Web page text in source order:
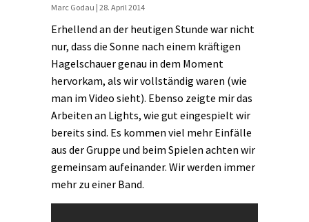
Marc Godau | 28. April 2014
Erhellend an der heutigen Stunde war nicht
nur, dass die Sonne nach einem kräftigen
Hagelschauer genau in dem Moment
hervorkam, als wir vollständig waren (wie
man im Video sieht). Ebenso zeigte mir das
Arbeiten an Lights, wie gut eingespielt wir
bereits sind. Es kommen viel mehr Einfälle
aus der Gruppe und beim Spielen achten wir
gemeinsam aufeinander. Wir werden immer
mehr zu einer Band.